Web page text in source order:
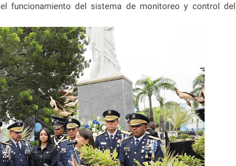
el funcionamiento del sistema de monitoreo y control del